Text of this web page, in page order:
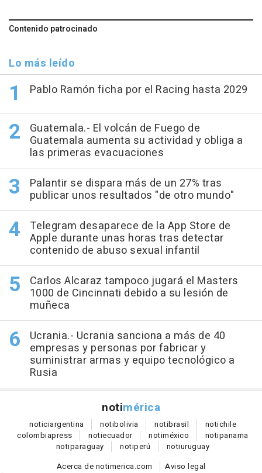
Contenido patrocinado
Lo más leído
Pablo Ramón ficha por el Racing hasta 2029
Guatemala.- El volcán de Fuego de
Guatemala aumenta su actividad y obliga a
las primeras evacuaciones
Palantir se dispara más de un 27% tras
publicar unos resultados "de otro mundo"
Telegram desaparece de la App Store de
Apple durante unas horas tras detectar
contenido de abuso sexual infantil
Carlos Alcaraz tampoco jugará el Masters
1000 de Cincinnati debido a su lesión de
muñeca
Ucrania.- Ucrania sanciona a más de 40
empresas y personas por fabricar y
suministrar armas y equipo tecnológico a
Rusia
notimérica
noticiargentina notibolivia notibrasil notichile
colombiapress notiecuador notiméxico notipanama
notiparaguay notiperú notiuruguay
Acerca de notimerica.com
Aviso legal